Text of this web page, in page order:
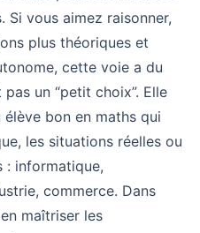
Si vous aimez raisonner,
plus théoriques et
cette voie a du
pas un “petit choix”. Elle
bon en maths qui
les situations réelles ou
: informatique,
commerce. Dans
maîtriser les